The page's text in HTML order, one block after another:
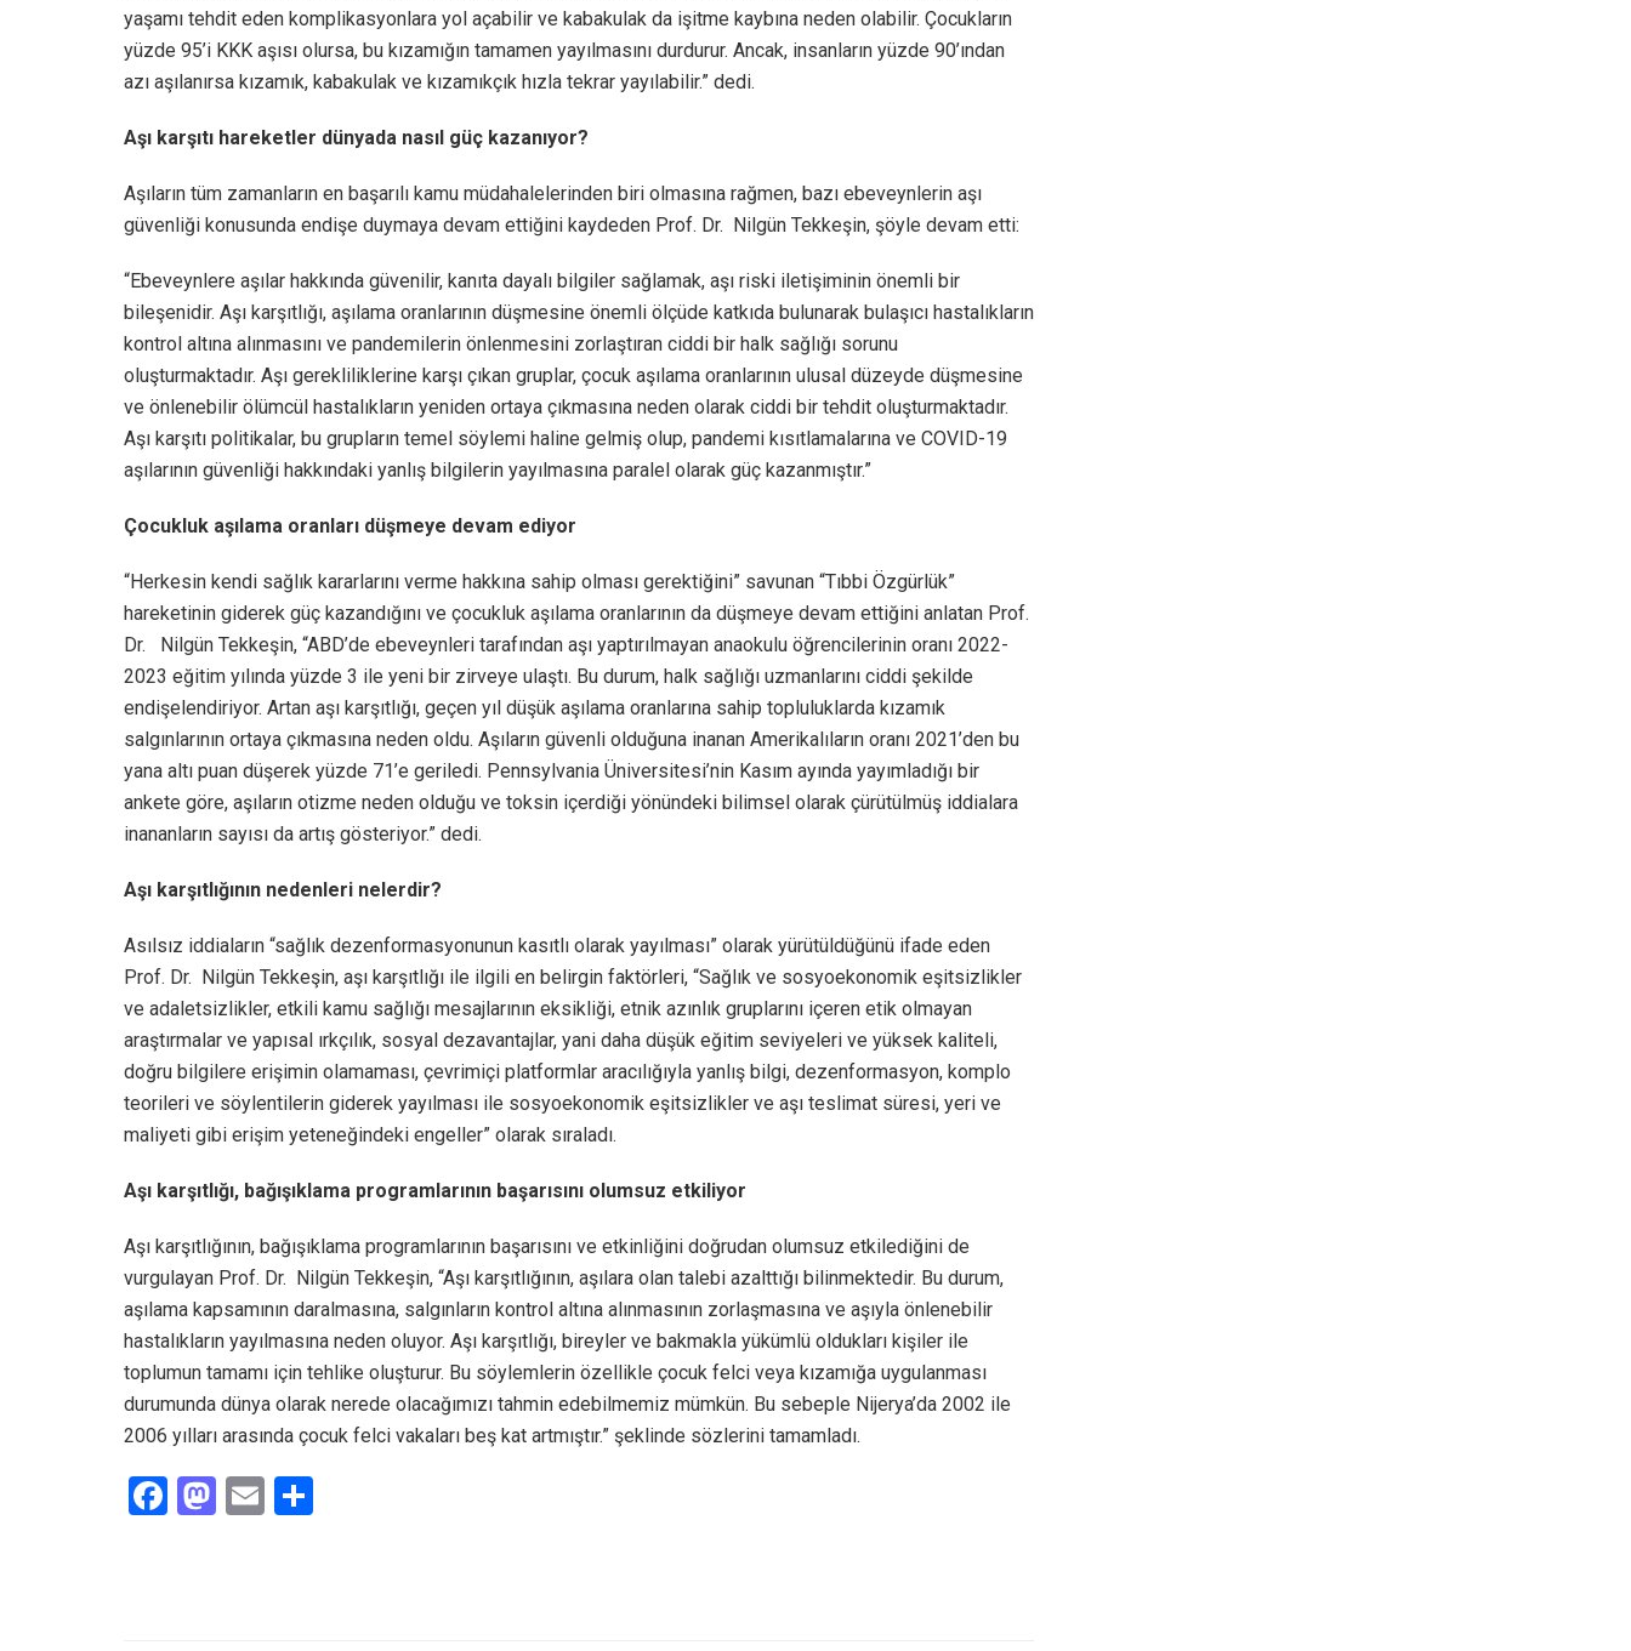
yaşamı tehdit eden komplikasyonlara yol açabilir ve kabakulak da işitme kaybına neden olabilir. Çocukların
yüzde 95’i KKK aşısı olursa, bu kızamığın tamamen yayılmasını durdurur. Ancak, insanların yüzde 90’ından
azı aşılanırsa kızamık, kabakulak ve kızamıkçık hızla tekrar yayılabilir.” dedi.
Aşı karşıtı hareketler dünyada nasıl güç kazanıyor?
Aşıların tüm zamanların en başarılı kamu müdahalelerinden biri olmasına rağmen, bazı ebeveynlerin aşı
güvenliği konusunda endişe duymaya devam ettiğini kaydeden Prof. Dr. Nilgün Tekkeşin, şöyle devam etti:
“Ebeveynlere aşılar hakkında güvenilir, kanıta dayalı bilgiler sağlamak, aşı riski iletişiminin önemli bir
bileşenidir. Aşı karşıtlığı, aşılama oranlarının düşmesine önemli ölçüde katkıda bulunarak bulaşıcı hastalıkların
kontrol altına alınmasını ve pandemilerin önlenmesini zorlaştıran ciddi bir halk sağlığı sorunu
oluşturmaktadır. Aşı gerekliliklerine karşı çıkan gruplar, çocuk aşılama oranlarının ulusal düzeyde düşmesine
ve önlenebilir ölümcül hastalıkların yeniden ortaya çıkmasına neden olarak ciddi bir tehdit oluşturmaktadır.
Aşı karşıtı politikalar, bu grupların temel söylemi haline gelmiş olup, pandemi kısıtlamalarına ve COVID-19
aşılarının güvenliği hakkındaki yanlış bilgilerin yayılmasına paralel olarak güç kazanmıştır.”
Çocukluk aşılama oranları düşmeye devam ediyor
“Herkesin kendi sağlık kararlarını verme hakkına sahip olması gerektiğini” savunan “Tıbbi Özgürlük”
hareketinin giderek güç kazandığını ve çocukluk aşılama oranlarının da düşmeye devam ettiğini anlatan Prof.
Dr. Nilgün Tekkeşin, “ABD’de ebeveynleri tarafından aşı yaptırılmayan anaokulu öğrencilerinin oranı 2022-
2023 eğitim yılında yüzde 3 ile yeni bir zirveye ulaştı. Bu durum, halk sağlığı uzmanlarını ciddi şekilde
endişelendiriyor. Artan aşı karşıtlığı, geçen yıl düşük aşılama oranlarına sahip topluluklarda kızamık
salgınlarının ortaya çıkmasına neden oldu. Aşıların güvenli olduğuna inanan Amerikalıların oranı 2021’den bu
yana altı puan düşerek yüzde 71’e geriledi. Pennsylvania Üniversitesi’nin Kasım ayında yayımladığı bir
ankete göre, aşıların otizme neden olduğu ve toksin içerdiği yönündeki bilimsel olarak çürütülmüş iddialara
inananların sayısı da artış gösteriyor.” dedi.
Aşı karşıtlığının nedenleri nelerdir?
Asılsız iddiaların “sağlık dezenformasyonunun kasıtlı olarak yayılması” olarak yürütüldüğünü ifade eden
Prof. Dr. Nilgün Tekkeşin, aşı karşıtlığı ile ilgili en belirgin faktörleri, “Sağlık ve sosyoekonomik eşitsizlikler
ve adaletsizlikler, etkili kamu sağlığı mesajlarının eksikliği, etnik azınlık gruplarını içeren etik olmayan
araştırmalar ve yapısal ırkçılık, sosyal dezavantajlar, yani daha düşük eğitim seviyeleri ve yüksek kaliteli,
doğru bilgilere erişimin olamaması, çevrimiçi platformlar aracılığıyla yanlış bilgi, dezenformasyon, komplo
teorileri ve söylentilerin giderek yayılması ile sosyoekonomik eşitsizlikler ve aşı teslimat süresi, yeri ve
maliyeti gibi erişim yeteneğindeki engeller” olarak sıraladı.
Aşı karşıtlığı, bağışıklama programlarının başarısını olumsuz etkiliyor
Aşı karşıtlığının, bağışıklama programlarının başarısını ve etkinliğini doğrudan olumsuz etkilediğini de
vurgulayan Prof. Dr. Nilgün Tekkeşin, “Aşı karşıtlığının, aşılara olan talebi azalttığı bilinmektedir. Bu durum,
aşılama kapsamının daralmasına, salgınların kontrol altına alınmasının zorlaşmasına ve aşıyla önlenebilir
hastalıkların yayılmasına neden oluyor. Aşı karşıtlığı, bireyler ve bakmakla yükümlü oldukları kişiler ile
toplumun tamamı için tehlike oluşturur. Bu söylemlerin özellikle çocuk felci veya kızamığa uygulanması
durumunda dünya olarak nerede olacağımızı tahmin edebilmemiz mümkün. Bu sebeple Nijerya’da 2002 ile
2006 yılları arasında çocuk felci vakaları beş kat artmıştır.” şeklinde sözlerini tamamladı.
F
M E